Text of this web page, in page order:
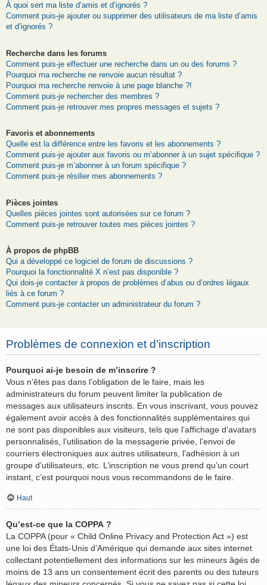
À quoi sert ma liste d’amis et d’ignorés ?
Comment puis-je ajouter ou supprimer des utilisateurs de ma liste d’amis
et d’ignorés ?
Recherche dans les forums
Comment puis-je effectuer une recherche dans un ou des forums ?
Pourquoi ma recherche ne renvoie aucun résultat ?
Pourquoi ma recherche renvoie à une page blanche ?!
Comment puis-je rechercher des membres ?
Comment puis-je retrouver mes propres messages et sujets ?
Favoris et abonnements
Quelle est la différence entre les favoris et les abonnements ?
Comment puis-je ajouter aux favoris ou m’abonner à un sujet spécifique ?
Comment puis-je m’abonner à un forum spécifique ?
Comment puis-je résilier mes abonnements ?
Pièces jointes
Quelles pièces jointes sont autorisées sur ce forum ?
Comment puis-je retrouver toutes mes pièces jointes ?
À propos de phpBB
Qui a développé ce logiciel de forum de discussions ?
Pourquoi la fonctionnalité X n’est pas disponible ?
Qui dois-je contacter à propos de problèmes d’abus ou d’ordres légaux
liés à ce forum ?
Comment puis-je contacter un administrateur du forum ?
Problèmes de connexion et d’inscription
Pourquoi ai-je besoin de m’inscrire ?
Vous n’êtes pas dans l’obligation de le faire, mais les
administrateurs du forum peuvent limiter la publication de
messages aux utilisateurs inscrits. En vous inscrivant, vous pouvez
également avoir accès à des fonctionnalités supplémentaires qui
ne sont pas disponibles aux visiteurs, tels que l’affichage d’avatars
personnalisés, l’utilisation de la messagerie privée, l’envoi de
courriers électroniques aux autres utilisateurs, l’adhésion à un
groupe d’utilisateurs, etc. L’inscription ne vous prend qu’un court
instant, c’est pourquoi nous vous recommandons de le faire.
Haut
Qu’est-ce que la COPPA ?
La COPPA (pour « Child Online Privacy and Protection Act ») est
une loi des États-Unis d’Amérique qui demande aux sites internet
collectant potentiellement des informations sur les mineurs âgés de
moins de 13 ans un consentement écrit des parents ou des tuteurs